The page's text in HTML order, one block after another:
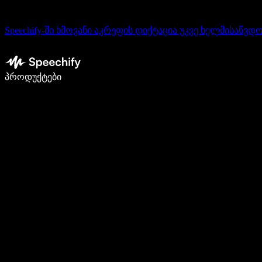
Speechify-ში ხმოვანი აკრეფის დიქტაცია უკვე
პროდუქტები
დაწერე 5-ჯერ სწრაფად ხმით კარნახით